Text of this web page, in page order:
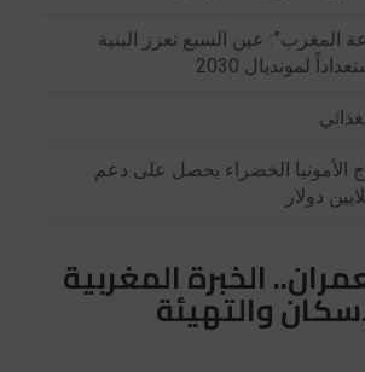
المغرب”: عين السبع تعزز البنية
لمونديال 2030
الأمونيا الخضراء يحصل على دعم
الخبرة المغربية
والتهيئة